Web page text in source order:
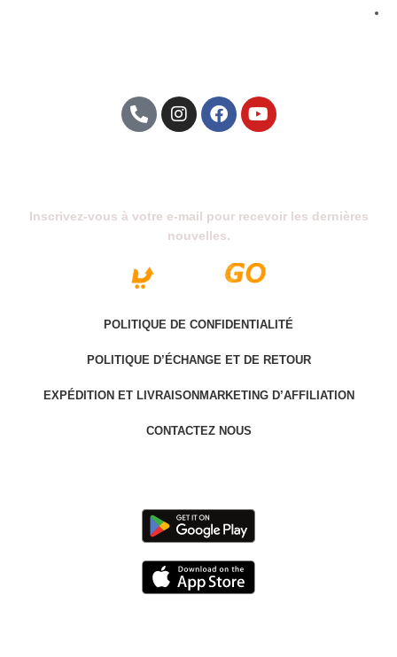
Inscrivez-vous à votre e-mail pour recevoir les dernières
nouvelles.
POLITIQUE DE CONFIDENTIALITÉ
POLITIQUE D’ÉCHANGE ET DE RETOUR
EXPÉDITION ET LIVRAISONMARKETING D’AFFILIATION
CONTACTEZ NOUS